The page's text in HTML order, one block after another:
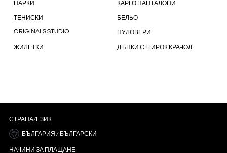
ПАРКИ КАРГО ПАНТАЛОНИ
ТЕНИСКИ БЕЛЬО
ORIGINALS STUDIO ПУЛОВЕРИ
ЖИЛЕТКИ ДЪНКИ С ШИРОК КРАЧОЛ
СТРАНА/ЕЗИК
БЪЛГАРИЯ / БЪЛГАРСКИ
НАЧИНИ ЗА ПЛАЩАНЕ